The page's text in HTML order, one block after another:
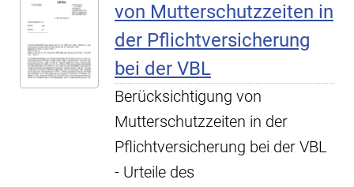
von Mutterschutzzeiten in
der Pflichtversicherung
bei der VBL
Berücksichtigung von
Mutterschutzzeiten in der
Pflichtversicherung bei der VBL
- Urteile des